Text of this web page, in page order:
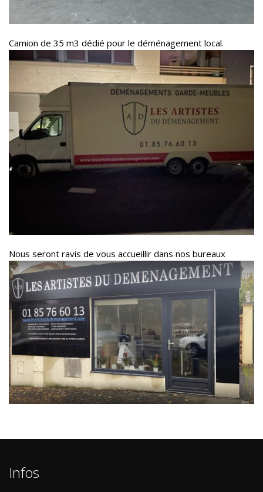
Camion de 35 m3 dédié pour le déménagement local.
Nous seront ravis de vous accueillir dans nos bureaux
Infos